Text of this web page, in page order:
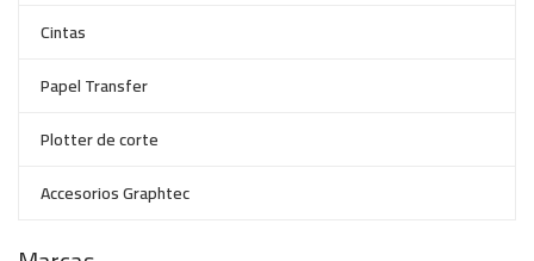
Cintas
Papel Transfer
Plotter de corte
Accesorios Graphtec